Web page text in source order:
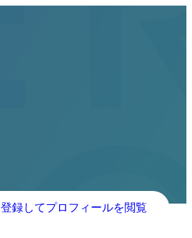
登録してプロフィールを閲覧